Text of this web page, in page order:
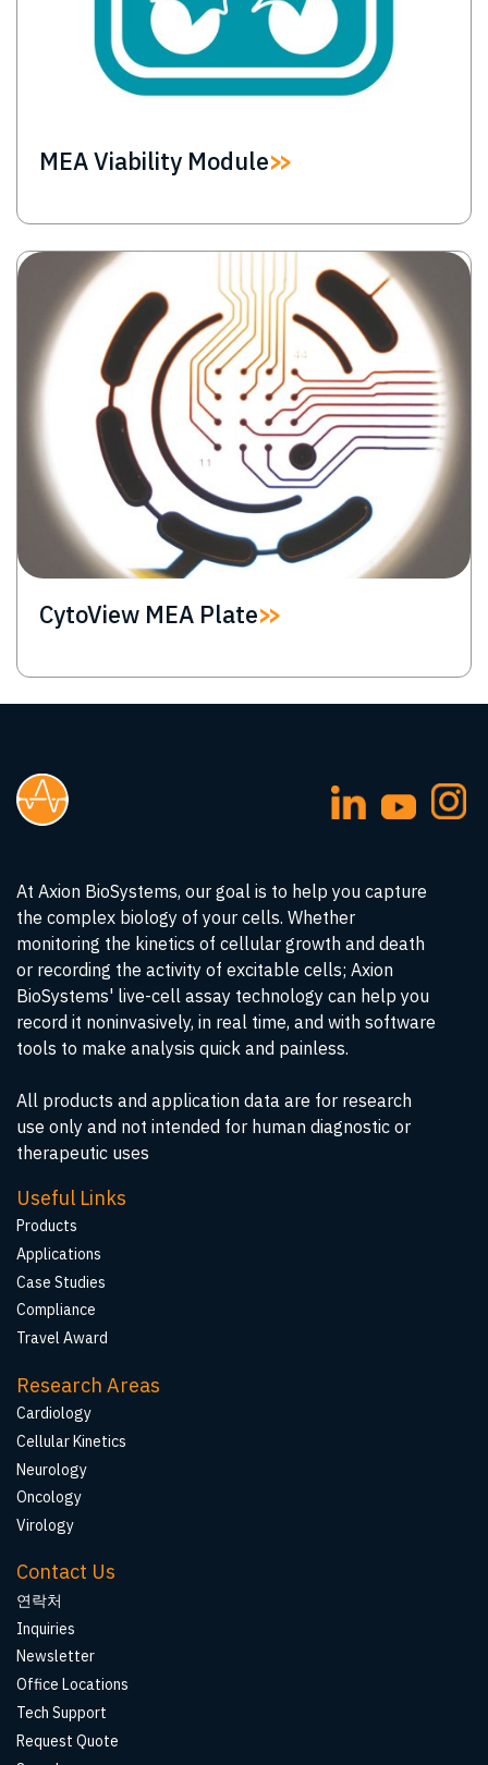
MEA Viability Module
Image
CytoView MEA Plate
At Axion BioSystems, our goal is to help you capture
the complex biology of your cells. Whether
monitoring the kinetics of cellular growth and death
or recording the activity of excitable cells; Axion
BioSystems' live-cell assay technology can help you
record it noninvasively, in real time, and with software
tools to make analysis quick and painless.
All products and application data are for research
use only and not intended for human diagnostic or
therapeutic uses
Useful Links
Products
Applications
Case Studies
Compliance
Travel Award
Research Areas
Cardiology
Cellular Kinetics
Neurology
Oncology
Virology
Contact Us
연락처
Inquiries
Newsletter
Office Locations
Tech Support
Request Quote